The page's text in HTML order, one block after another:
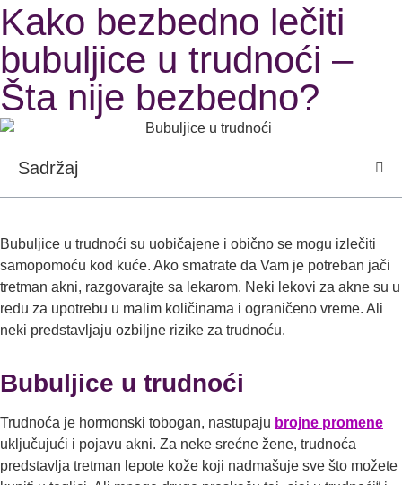
Kako bezbedno lečiti
bubuljice u trudnoći –
Šta nije bezbedno?
Sadržaj
Bubuljice u trudnoći su uobičajene i obično se mogu izlečiti
samopomoću kod kuće. Ako smatrate da Vam je potreban jači
tretman akni, razgovarajte sa lekarom. Neki lekovi za akne su u
redu za upotrebu u malim količinama i ograničeno vreme. Ali
neki predstavlјaju ozbilјne rizike za trudnoću.
Bubuljice u trudnoći
Trudnoća je hormonski tobogan, nastupaju brojne promene
uklјučujući i pojavu akni. Za neke srećne žene, trudnoća
predstavlјa tretman lepote kože koji nadmašuje sve što možete